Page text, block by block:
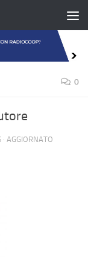
0
· AGGIORNATO